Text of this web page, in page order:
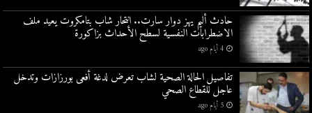
حادث أليم يهز دوار سارت.. انتحار شاب بتامكروت يعيد ملف
الاضطرابات النفسية لسطح الأحداث بزاكورة
4 أيام ago
تفاصيل الحالة الصحية لشاب تعرض لدغة أفعى بورزازات وتدخل
عاجل للقطاع الصحي
5 أيام ago